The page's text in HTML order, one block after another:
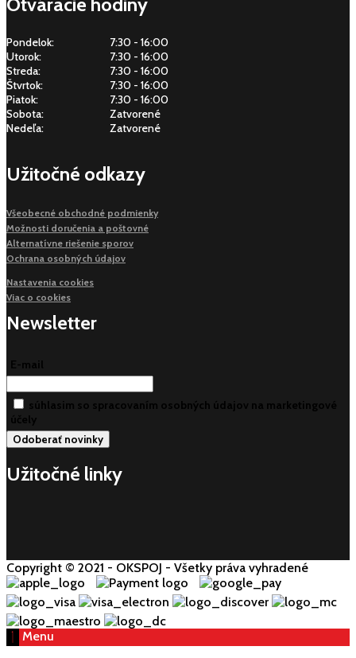
Pondelok:
7:30 - 16:00
Utorok:
7:30 - 16:00
Streda:
7:30 - 16:00
Štvrtok:
7:30 - 16:00
Piatok:
7:30 - 16:00
Sobota:
Zatvorené
Nedeľa:
Zatvorené
Užitočné odkazy
Všeobecné obchodné podmienky
Možnosti doručenia a poštovné
Alternatívne riešenie sporov
Ochrana osobných údajov
Nastavenia cookies
Viac o cookies
Newsletter
E-mail
súhlasim so spracovaním osobných údajov na marketingové
účely
Užitočné linky
Copyright © 2021 - OKSPOJ - Všetky práva vyhradené
Menu